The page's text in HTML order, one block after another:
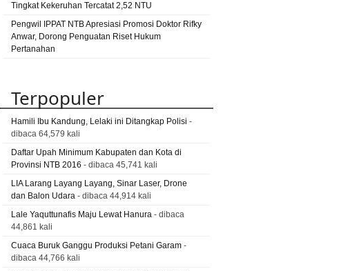
Tingkat Kekeruhan Tercatat 2,52 NTU
Pengwil IPPAT NTB Apresiasi Promosi Doktor Rifky
Anwar, Dorong Penguatan Riset Hukum
Pertanahan
Terpopuler
Hamili Ibu Kandung, Lelaki ini Ditangkap Polisi -
dibaca 64,579 kali
Daftar Upah Minimum Kabupaten dan Kota di
Provinsi NTB 2016 - dibaca 45,741 kali
LIA Larang Layang Layang, Sinar Laser, Drone
dan Balon Udara - dibaca 44,914 kali
Lale Yaquttunafis Maju Lewat Hanura - dibaca
44,861 kali
Cuaca Buruk Ganggu Produksi Petani Garam -
dibaca 44,766 kali